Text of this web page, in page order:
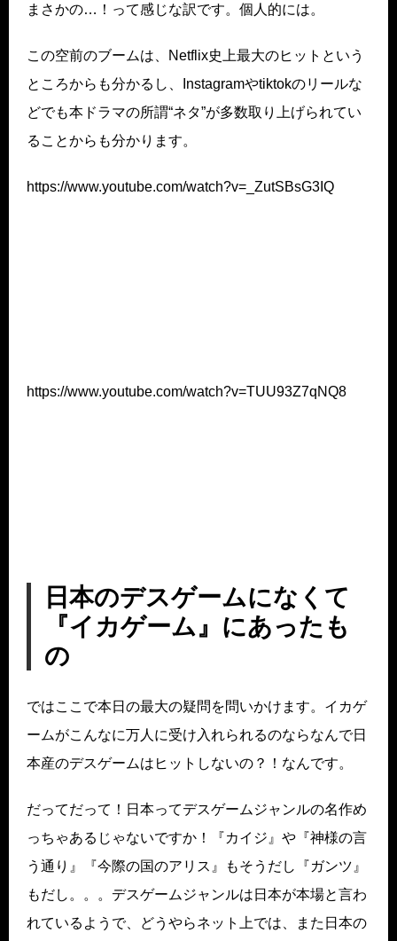
まさかの…！って感じな訳です。個人的には。
この空前のブームは、Netflix史上最大のヒットという
ところからも分かるし、Instagramやtiktokのリールな
どでも本ドラマの所謂“ネタ”が多数取り上げられてい
ることからも分かります。
https://www.youtube.com/watch?v=_ZutSBsG3IQ
https://www.youtube.com/watch?v=TUU93Z7qNQ8
日本のデスゲームになくて
『イカゲーム』にあったも
の
ではここで本日の最大の疑問を問いかけます。イカゲ
ームがこんなに万人に受け入れられるのならなんで日
本産のデスゲームはヒットしないの？！なんです。
だってだって！日本ってデスゲームジャンルの名作め
っちゃあるじゃないですか！『カイジ』や『神様の言
う通り』『今際の国のアリス』もそうだし『ガンツ』
もだし。。。デスゲームジャンルは日本が本場と言わ
れているようで、どうやらネット上では、また日本の